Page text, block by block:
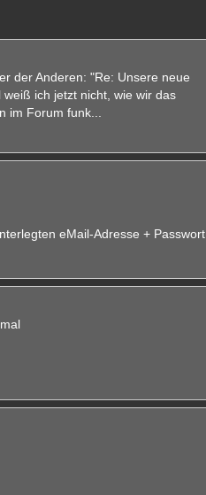
der Anderen: "Re: Unsere neue
ich jetzt nicht, wie wir das
im Forum funk...
eMail-Adresse + Passwort.